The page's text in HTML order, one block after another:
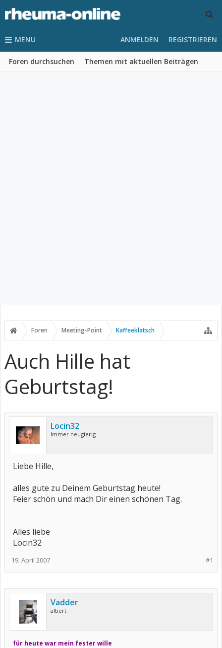
MENU
Foren durchsuchen Themen mit aktuellen Beiträgen
ANMELDEN REGISTRIEREN
Foren Meeting-Point Kaffeeklatsch
Auch Hille hat
Geburtstag!
Locin32
Immer neugierig
Liebe Hille,
alles gute zu Deinem Geburtstag heute!
Feier schön und mach Dir einen schönen Tag.
Alles liebe
Locin32
#1
19. April 2007
Vadder
albert
für heute war mein fester wille